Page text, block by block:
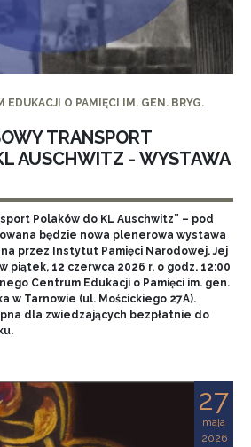
EDUKACJI O PAMIĘCI IM. GEN. BRYG.
TRANSPORT
AUSCHWITZ - WYSTAWA
Polaków do KL Auschwitz” – pod
będzie nowa plenerowa wystawa
przez Instytut Pamięci Narodowej. Jej
piątek, 12 czerwca 2026 r. o godz. 12:00
Centrum Edukacji o Pamięci im. gen.
w Tarnowie (ul. Mościckiego 27A).
dla zwiedzających bezpłatnie do
27
maja
2026